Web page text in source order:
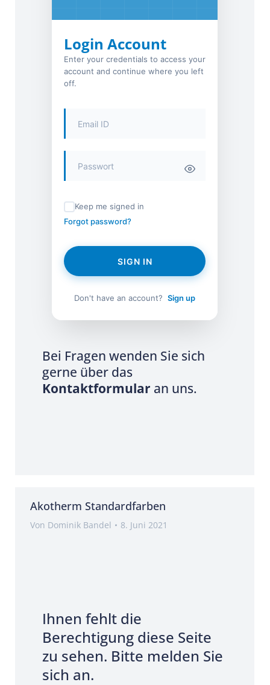
Login Account
Enter your credentials to access your
account and continue where you left
off.
Keep me signed in
Forgot password?
SIGN IN
Don't have an account? Sign up
Bei Fragen wenden Sie sich
gerne über das
Kontaktformular an uns.
Akotherm Standardfarben
Von Dominik Bandel 8. Juni 2021
Ihnen fehlt die
Berechtigung diese Seite
zu sehen. Bitte melden Sie
sich an.